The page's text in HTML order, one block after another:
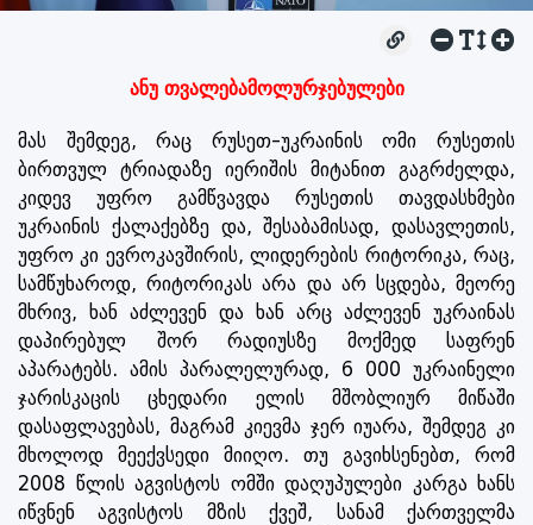
ანუ თვალებამოლურჯებულები
მას შემდეგ, რაც რუსეთ-უკრაინის ომი რუსეთის
ბირთვულ ტრიადაზე იერიშის მიტანით გაგრძელდა,
კიდევ უფრო გამწვავდა რუსეთის თავდასხმები
უკრაინის ქალაქებზე და, შესაბამისად, დასავლეთის,
უფრო კი ევროკავშირის, ლიდერების რიტორიკა, რაც,
სამწუხაროდ, რიტორიკას არა და არ სცდება, მეორე
მხრივ, ხან აძლევენ და ხან არც აძლევენ უკრაინას
დაპირებულ შორ რადიუსზე მოქმედ საფრენ
აპარატებს. ამის პარალელურად, 6 000 უკრაინელი
ჯარისკაცის ცხედარი ელის მშობლიურ მიწაში
დასაფლავებას, მაგრამ კიევმა ჯერ იუარა, შემდეგ კი
მხოლოდ მეექვსედი მიიღო. თუ გავიხსენებთ, რომ
2008 წლის აგვისტოს ომში დაღუპულები კარგა ხანს
იწვნენ აგვისტოს მზის ქვეშ, სანამ ქართველმა